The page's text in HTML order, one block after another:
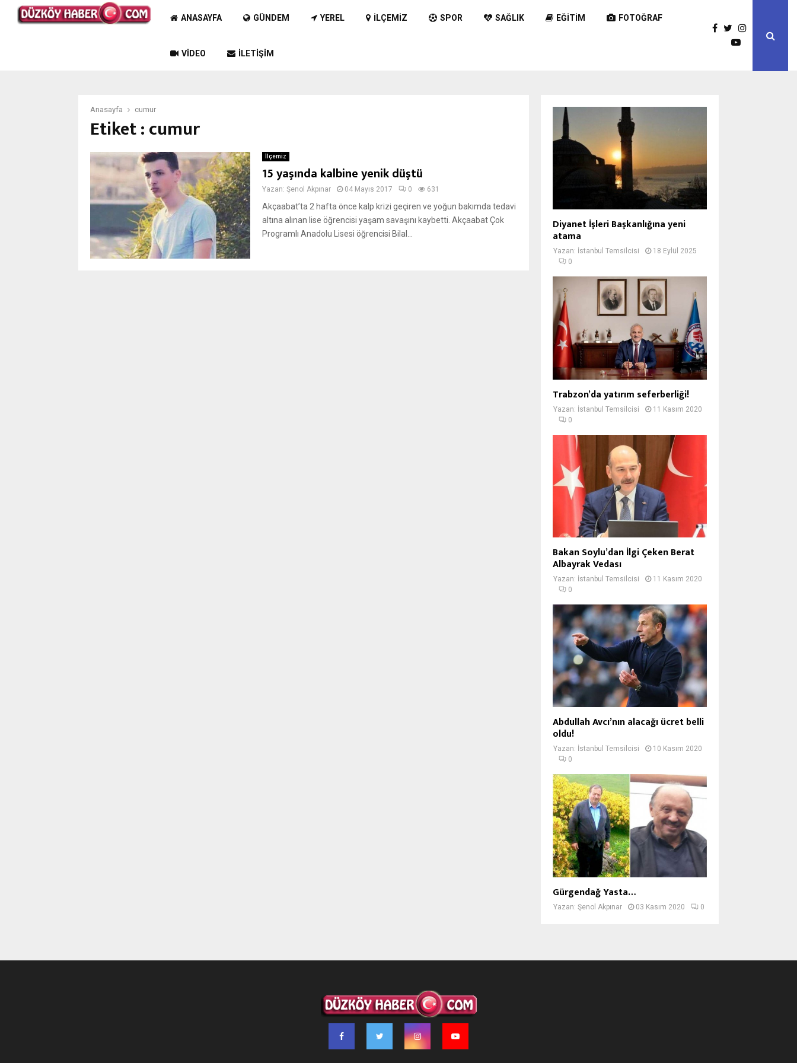
ANASAYFA GÜNDEM YEREL İLÇEMIZ SPOR SAĞLIK EĞITIM FOTOĞRAF
VIDEO İLETIŞIM
Anasayfa cumur
Etiket : cumur
İlçemiz
15 yaşında kalbine yenik düştü
Yazan: Şenol Akpınar 04 Mayıs 2017 0 631
Akçaabat’ta 2 hafta önce kalp krizi geçiren ve yoğun bakımda tedavi
altına alınan lise öğrencisi yaşam savaşını kaybetti. Akçaabat Çok
Programlı Anadolu Lisesi öğrencisi Bilal...
Diyanet İşleri Başkanlığına yeni
atama
Yazan: İstanbul Temsilcisi
18 Eylül 2025
0
Trabzon’da yatırım seferberliği!
Yazan: İstanbul Temsilcisi
11 Kasım 2020
0
Bakan Soylu’dan İlgi Çeken Berat
Albayrak Vedası
Yazan: İstanbul Temsilcisi
11 Kasım 2020
0
Abdullah Avcı’nın alacağı ücret belli
oldu!
Yazan: İstanbul Temsilcisi
10 Kasım 2020
0
Gürgendağ Yasta…
Yazan: Şenol Akpınar 03 Kasım 2020 0